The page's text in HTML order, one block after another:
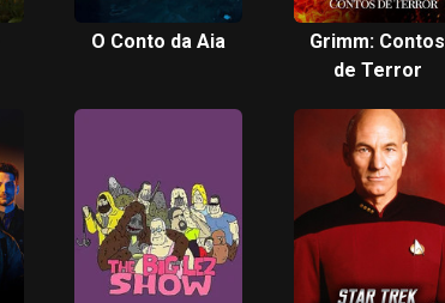
O Conto da Aia
Grimm: Contos
de Terror